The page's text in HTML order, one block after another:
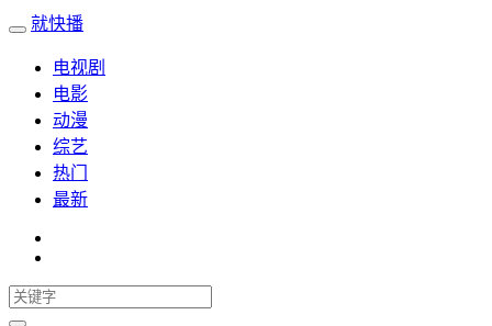
就快播
电视剧
电影
动漫
综艺
热门
最新